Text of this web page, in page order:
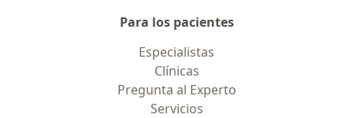
Para los pacientes
Especialistas
Clínicas
Pregunta al Experto
Servicios